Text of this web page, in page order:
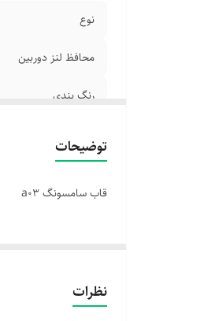
نوع
محافظ لنز دوربین
رنگ بندی
توضیحات
قاب سامسونگ a03
نظرات